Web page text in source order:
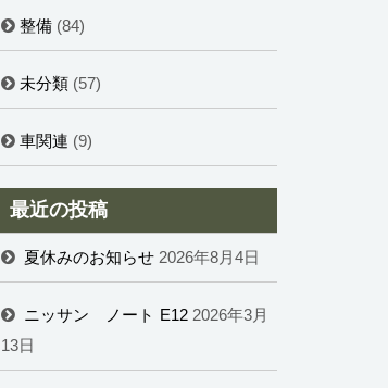
整備(84)
未分類(57)
車関連 (9)
最近の投稿
夏休みのお知らせ 2026年8月4日
ニッサン ノート E12 2026年3月
13日